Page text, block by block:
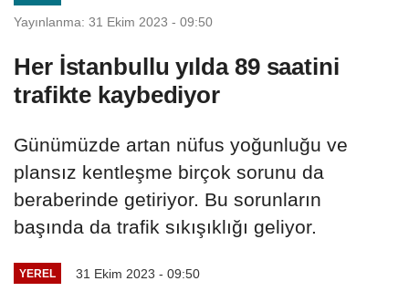
Yayınlanma: 31 Ekim 2023 - 09:50
Her İstanbullu yılda 89 saatini
trafikte kaybediyor
Günümüzde artan nüfus yoğunluğu ve
plansız kentleşme birçok sorunu da
beraberinde getiriyor. Bu sorunların
başında da trafik sıkışıklığı geliyor.
YEREL 31 Ekim 2023 - 09:50